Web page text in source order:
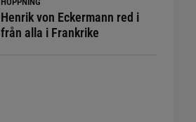
Henrik von Eckermann red i
från alla i Frankrike